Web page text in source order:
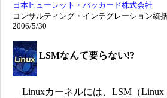
日本ヒューレット・パッカード株式会社
コンサルティング・インテグレーション統
2006/5/30
LSMなんて要らない!?
Linuxカーネルには、LSM（Linux